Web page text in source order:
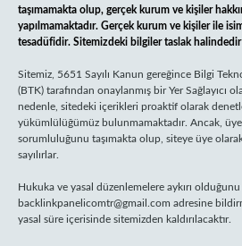
taşımamakta olup, gerçek kurum ve kişiler
yapılmamaktadır. Gerçek kurum ve kişiler ile
tesadüfidir. Sitemizdeki bilgiler taslak halindedir
Sitemiz, 5651 Sayılı Kanun gereğince Bilgi
(BTK) tarafından onaylanmış bir Yer Sağlayıcı
nedenle, sitedeki içerikleri proaktif olarak
yükümlülüğümüz bulunmamaktadır. Ancak,
sorumluluğunu taşımakta olup, siteye üye
sayılırlar.
Hukuka ve yasal düzenlemelere aykırı
backlinkpanelicomtr@gmail.com adresine
yasal süre içerisinde sitemizden kaldırılacaktır.